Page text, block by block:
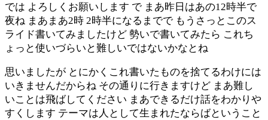
では よろしくお願いします で まあ昨日はあの12時半で
夜ね まあまあ2時 2時半になるまでで もうさっとこのス
ライド書いてみましたけど 勢いで書いてみたら これち
ょっと使いづらいと難しいではないかなとね
思いましたが とにかくこれ書いたものを捨てるわけには
いきませんだからね その通りに行きますけど まあ難し
いことは飛ばしてください まあできるだけ話をわかりや
すくします テーマは人として生まれたならばということ